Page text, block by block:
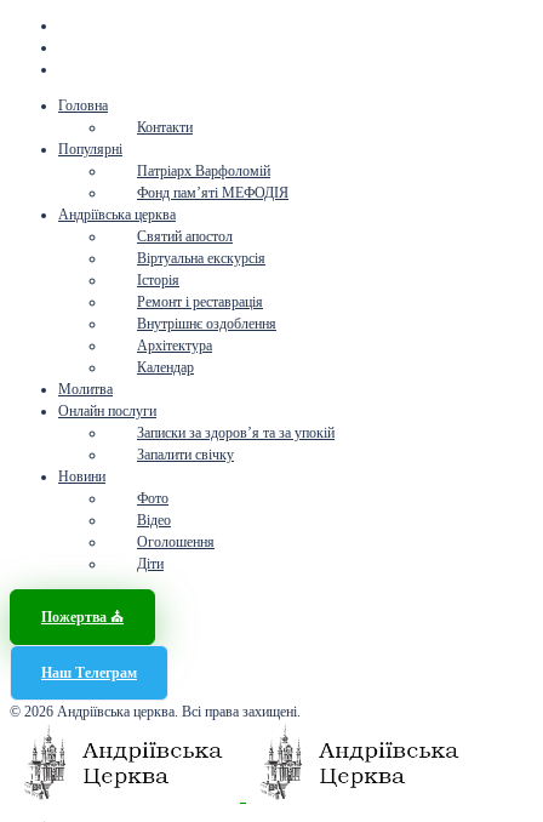
Головна
Контакти
Популярні
Патріарх Варфоломій
Фонд пам’яті МЕФОДІЯ
Андріївська церква
Святий апостол
Віртуальна екскурсія
Історія
Ремонт і реставрація
Внутрішнє оздоблення
Архітектура
Календар
Молитва
Онлайн послуги
Записки за здоров’я та за упокій
Запалити свічку
Новини
Фото
Відео
Оголошення
Діти
Пожертва ⛪️
Наш Телеграм
© 2026 Андріївська церква. Всі права захищені.